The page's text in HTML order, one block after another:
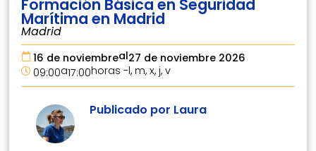
Formación Básica en Seguridad
Marítima en Madrid
Madrid
09:00a17:00horas -l, m, x, j, v
16 de noviembreal27 de noviembre 2026
Publicado por Laura